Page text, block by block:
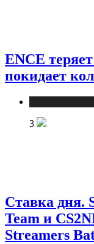
ENCE
покидает
3
Ставка дня.
Team и
Streamers